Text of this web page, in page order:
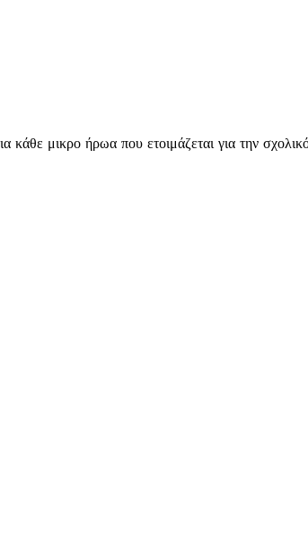
κάθε μικρο ήρωα που ετοιμάζεται για την